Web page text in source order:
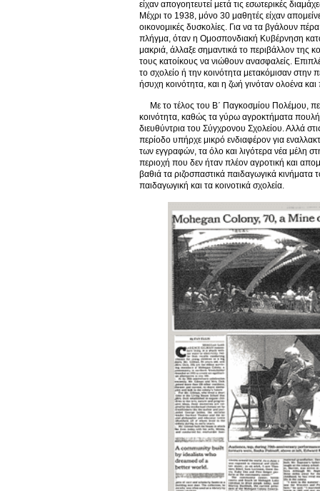
είχαν απογοητευτεί μετά τις εσωτερικές
Μέχρι το 1938, μόνο 30 μαθητές είχαν
οικονομικές δυσκολίες. Για να τα βγάλουν
πλήγμα, όταν η Ομοσπονδιακή Κυβέρνηση
μακριά, άλλαξε σημαντικά το περιβάλλον της
τους κατοίκους να νιώθουν ανασφαλείς.
το σχολείο ή την κοινότητα μετακόμισαν
ήσυχη κοινότητα, και η ζωή γινόταν ολοένα
Με το τέλος του Β΄ Παγκοσμίου Πολέμου,
κοινότητα, καθώς τα γύρω αγροκτήματα
διευθύντρια του Σύγχρονου Σχολείου. Αλλά
περίοδο υπήρχε μικρό ενδιαφέρον για
των εγγραφών, τα όλο και λιγότερα νέα μέλη
περιοχή που δεν ήταν πλέον αγροτική και
βαθιά τα ριζοσπαστικά παιδαγωγικά
παιδαγωγική και τα κοινοτικά σχολεία.